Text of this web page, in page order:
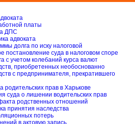
платы
ДПС
адвоката
долга по иску налоговой
постановление суда в налоговом споре
с учетом колебаний курса валют
приобретенных необоснованно
с предпринимателя, прекратившего
родительских прав в Харькове
суда о лишении водительских прав
родственных отношений
принятия наследства
потерь
в актовую запись